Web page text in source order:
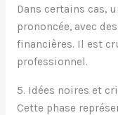
Dans certains cas,
prononcée, avec
financières. Il est
professionnel.
5. Idées noires et
Cette phase